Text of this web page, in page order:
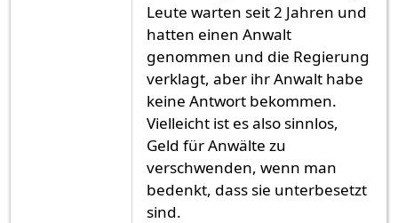
Leute warten seit 2 Jahren und
hatten einen Anwalt
genommen und die Regierung
verklagt, aber ihr Anwalt habe
keine Antwort bekommen.
Vielleicht ist es also sinnlos,
Geld für Anwälte zu
verschwenden, wenn man
bedenkt, dass sie unterbesetzt
sind.